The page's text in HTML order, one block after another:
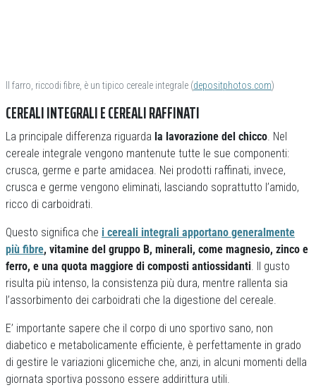
Il farro, riccodi fibre, è un tipico cereale integrale (depositphotos.com)
CEREALI INTEGRALI E CEREALI RAFFINATI
La principale differenza riguarda la lavorazione del chicco. Nel
cereale integrale vengono mantenute tutte le sue componenti:
crusca, germe e parte amidacea. Nei prodotti raffinati, invece,
crusca e germe vengono eliminati, lasciando soprattutto l’amido,
ricco di carboidrati.
Questo significa che i cereali integrali apportano generalmente
più fibre, vitamine del gruppo B, minerali, come magnesio, zinco e
ferro, e una quota maggiore di composti antiossidanti. Il gusto
risulta più intenso, la consistenza più dura, mentre rallenta sia
l’assorbimento dei carboidrati che la digestione del cereale.
E’ importante sapere che il corpo di uno sportivo sano, non
diabetico e metabolicamente efficiente, è perfettamente in grado
di gestire le variazioni glicemiche che, anzi, in alcuni momenti della
giornata sportiva possono essere addirittura utili.